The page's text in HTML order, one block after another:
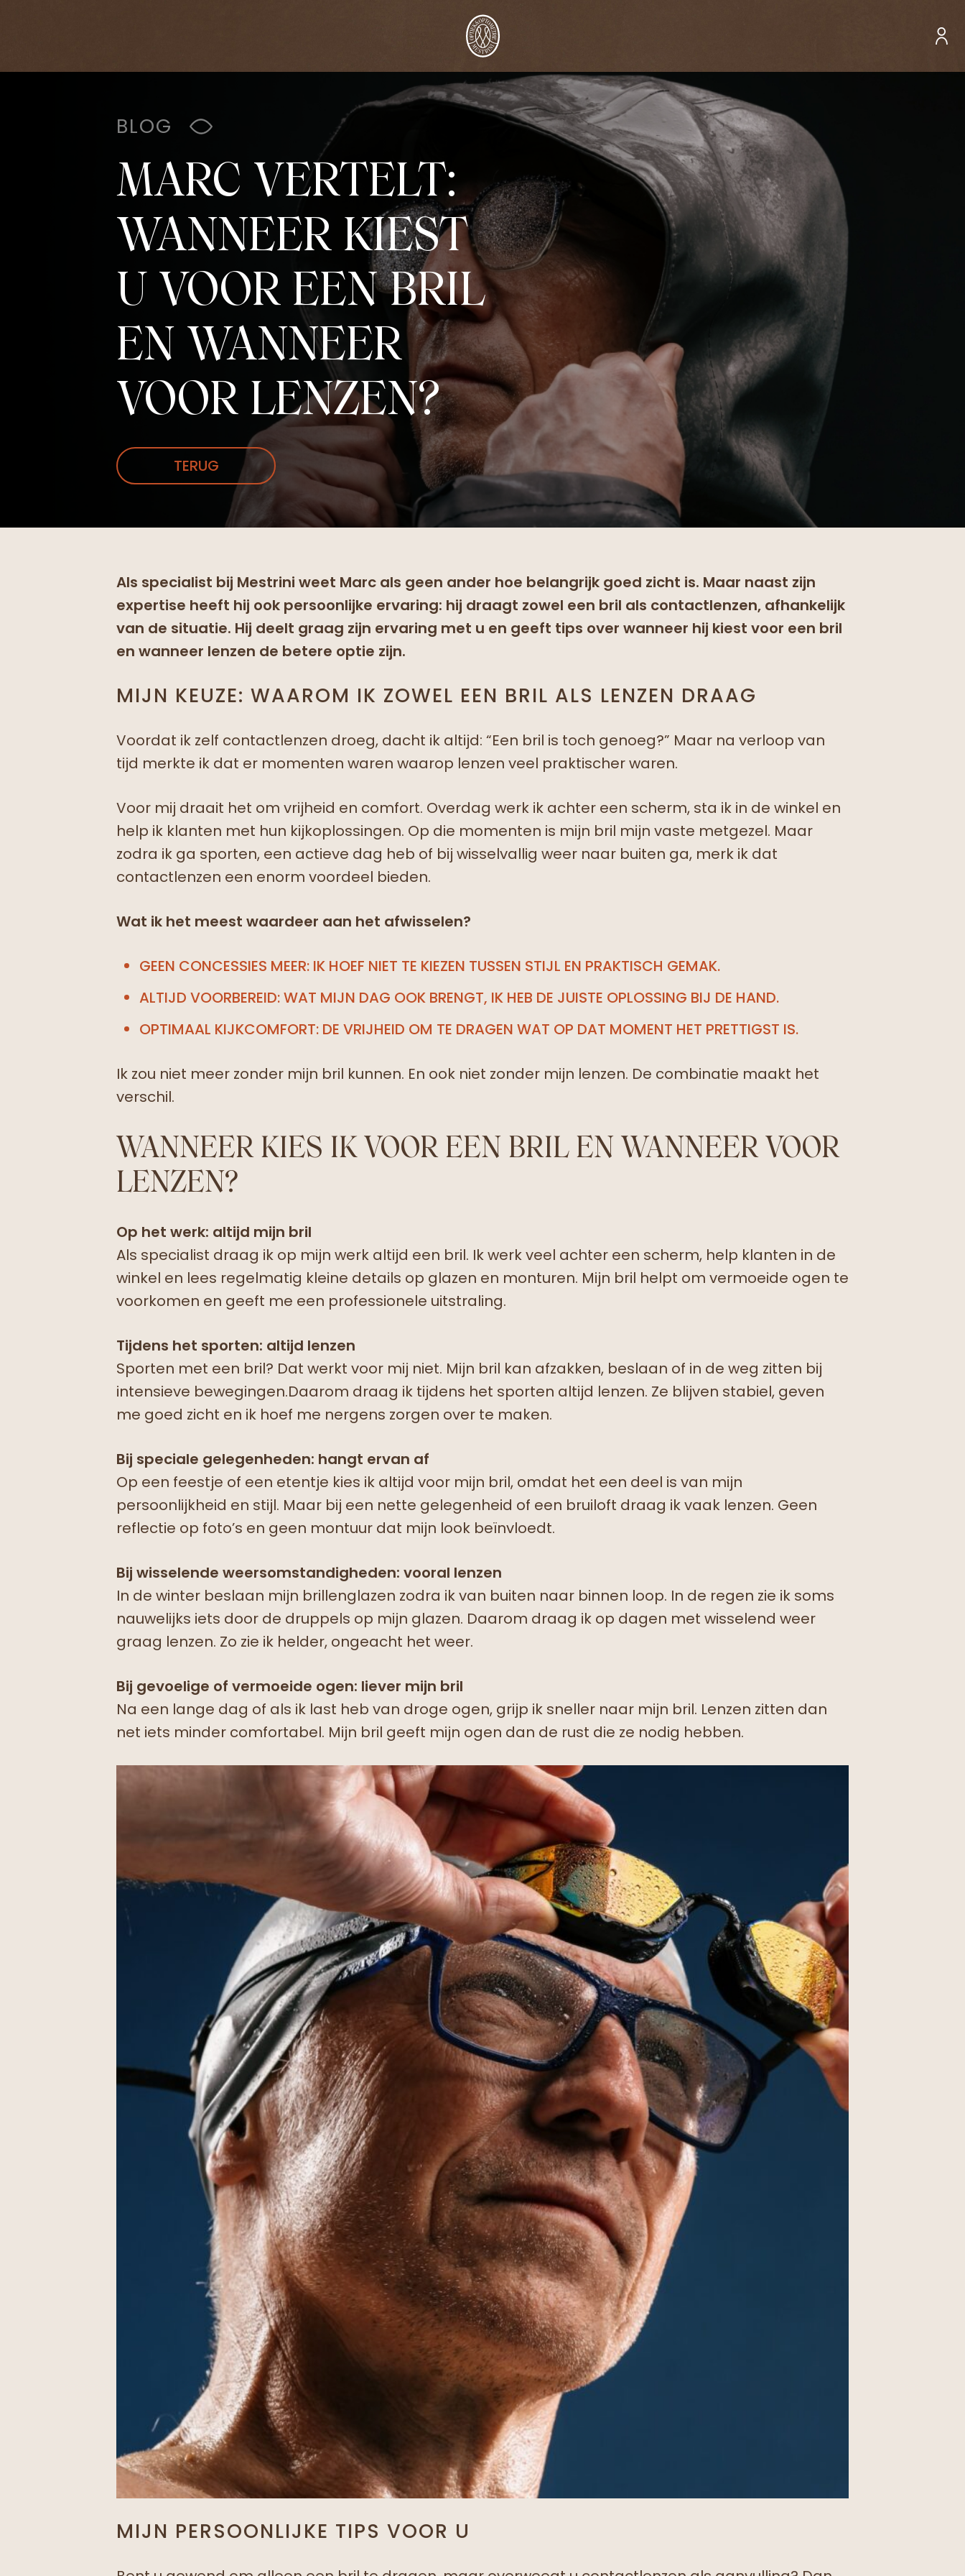
BLOG
MARC VERTELT:
WANNEER KIEST
U VOOR EEN BRIL
EN WANNEER
VOOR LENZEN?
TERUG
Als specialist bij Mestrini weet Marc als geen ander hoe belangrijk goed zicht is. Maar naast zijn
expertise heeft hij ook persoonlijke ervaring: hij draagt zowel een bril als contactlenzen, afhankelijk
van de situatie. Hij deelt graag zijn ervaring met u en geeft tips over wanneer hij kiest voor een bril
en wanneer lenzen de betere optie zijn.
MIJN KEUZE: WAAROM IK ZOWEL EEN BRIL ALS LENZEN DRAAG
Voordat ik zelf contactlenzen droeg, dacht ik altijd: “Een bril is toch genoeg?” Maar na verloop van
tijd merkte ik dat er momenten waren waarop lenzen veel praktischer waren.
Voor mij draait het om vrijheid en comfort. Overdag werk ik achter een scherm, sta ik in de winkel en
help ik klanten met hun kijkoplossingen. Op die momenten is mijn bril mijn vaste metgezel. Maar
zodra ik ga sporten, een actieve dag heb of bij wisselvallig weer naar buiten ga, merk ik dat
contactlenzen een enorm voordeel bieden.
Wat ik het meest waardeer aan het afwisselen?
GEEN CONCESSIES MEER: IK HOEF NIET TE KIEZEN TUSSEN STIJL EN PRAKTISCH GEMAK.
ALTIJD VOORBEREID: WAT MIJN DAG OOK BRENGT, IK HEB DE JUISTE OPLOSSING BIJ DE HAND.
OPTIMAAL KIJKCOMFORT: DE VRIJHEID OM TE DRAGEN WAT OP DAT MOMENT HET PRETTIGST IS.
Ik zou niet meer zonder mijn bril kunnen. En ook niet zonder mijn lenzen. De combinatie maakt het
verschil.
WANNEER KIES IK VOOR EEN BRIL EN WANNEER VOOR
LENZEN?
Op het werk: altijd mijn bril
Als specialist draag ik op mijn werk altijd een bril. Ik werk veel achter een scherm, help klanten in de
winkel en lees regelmatig kleine details op glazen en monturen. Mijn bril helpt om vermoeide ogen te
voorkomen en geeft me een professionele uitstraling.
Tijdens het sporten: altijd lenzen
Sporten met een bril? Dat werkt voor mij niet. Mijn bril kan afzakken, beslaan of in de weg zitten bij
intensieve bewegingen.Daarom draag ik tijdens het sporten altijd lenzen. Ze blijven stabiel, geven
me goed zicht en ik hoef me nergens zorgen over te maken.
Bij speciale gelegenheden: hangt ervan af
Op een feestje of een etentje kies ik altijd voor mijn bril, omdat het een deel is van mijn
persoonlijkheid en stijl. Maar bij een nette gelegenheid of een bruiloft draag ik vaak lenzen. Geen
reflectie op foto’s en geen montuur dat mijn look beïnvloedt.
Bij wisselende weersomstandigheden: vooral lenzen
In de winter beslaan mijn brillenglazen zodra ik van buiten naar binnen loop. In de regen zie ik soms
nauwelijks iets door de druppels op mijn glazen. Daarom draag ik op dagen met wisselend weer
graag lenzen. Zo zie ik helder, ongeacht het weer.
Bij gevoelige of vermoeide ogen: liever mijn bril
Na een lange dag of als ik last heb van droge ogen, grijp ik sneller naar mijn bril. Lenzen zitten dan
net iets minder comfortabel. Mijn bril geeft mijn ogen dan de rust die ze nodig hebben.
MIJN PERSOONLIJKE TIPS VOOR U